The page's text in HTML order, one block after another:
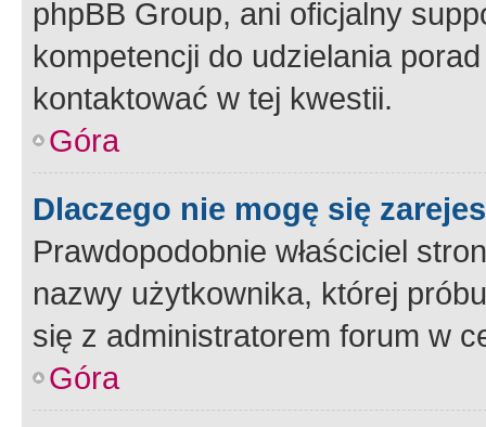
phpBB Group, ani oficjalny
kompetencji do udzielania
kontaktować w tej kwestii.
Góra
Dlaczego nie mogę się
Prawdopodobnie właściciel
nazwy użytkownika, której
się z administratorem forum w
Góra